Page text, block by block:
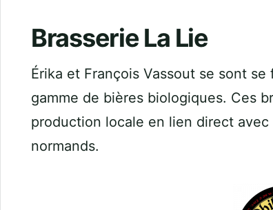
Brasserie La Lie
Érika et François Vassout se sont
gamme de bières biologiques. Ces
production locale en lien direct
normands.